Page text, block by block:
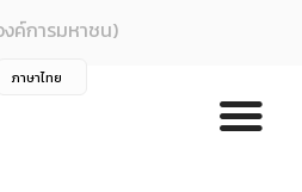
ค์การมหาชน)